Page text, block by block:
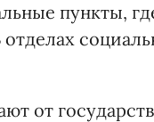
пункты,
от